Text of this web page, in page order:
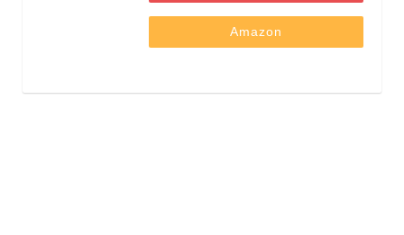
Amazon